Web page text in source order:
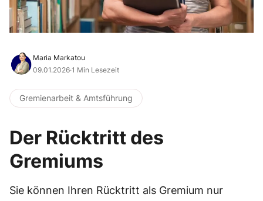
Maria Markatou
09.01.2026·1 Min Lesezeit
Gremienarbeit & Amtsführung
Der Rücktritt des
Gremiums
Sie können Ihren Rücktritt als Gremium nur